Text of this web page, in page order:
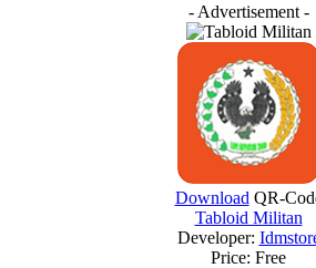
- Advertisement -
Download QR-
Tabloid Militan
Developer:
Price: Free